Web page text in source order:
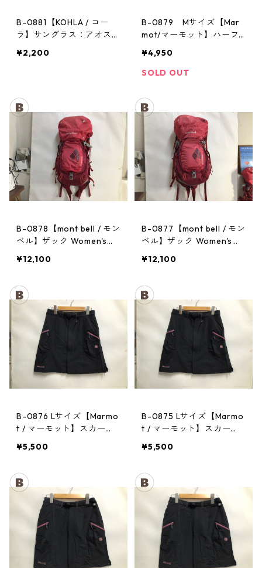
B-0881【KOHLA / コー
ラ】サングラス：アオスタ
¥2,200
B-0879 Mサイズ【Mar
mot/マーモット】ハーフ
Men's BGOL
¥4,950
SOLD OUT
B-0878【mont bell / モン
ベル】ザック Women's：
¥12,100
B-0877【mont bell / モン
ベル】ザック Women's：
¥12,100
B-0876 Lサイズ【Marmo
t / マーモット】スカー
GRY レディース
¥5,500
B-0875 Lサイズ【Marmo
t / マーモット】スカー
GRY レディース
¥5,500